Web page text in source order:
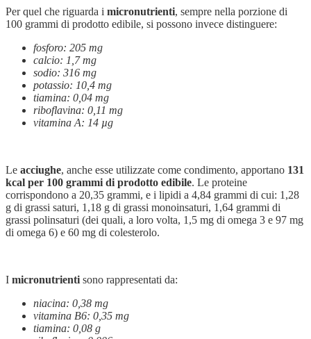
Per quel che riguarda i micronutrienti, sempre nella porzione di
100 grammi di prodotto edibile, si possono invece distinguere:
fosforo: 205 mg
calcio: 1,7 mg
sodio: 316 mg
potassio: 10,4 mg
tiamina: 0,04 mg
riboflavina: 0,11 mg
vitamina A: 14 µg
Le acciughe, anche esse utilizzate come condimento, apportano 131
kcal per 100 grammi di prodotto edibile. Le proteine
corrispondono a 20,35 grammi, e i lipidi a 4,84 grammi di cui: 1,28
g di grassi saturi, 1,18 g di grassi monoinsaturi, 1,64 grammi di
grassi polinsaturi (dei quali, a loro volta, 1,5 mg di omega 3 e 97 mg
di omega 6) e 60 mg di colesterolo.
I micronutrienti sono rappresentati da:
niacina: 0,38 mg
vitamina B6: 0,35 mg
tiamina: 0,08 g